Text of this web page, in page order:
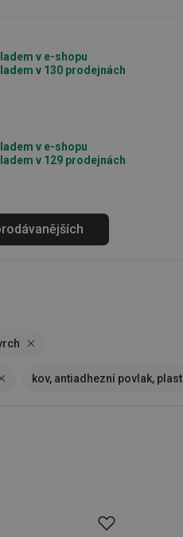
v e-shopu
v 130 prodejnách
v e-shopu
v 129 prodejnách
kov, antiadhezní povlak, plast